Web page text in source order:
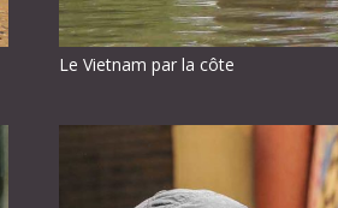
Le Vietnam par la côte